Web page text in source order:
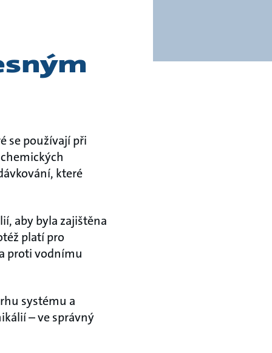
se používají při
které
aby byla zajištěna
platí pro
proti vodnímu
systému a
– ve správný